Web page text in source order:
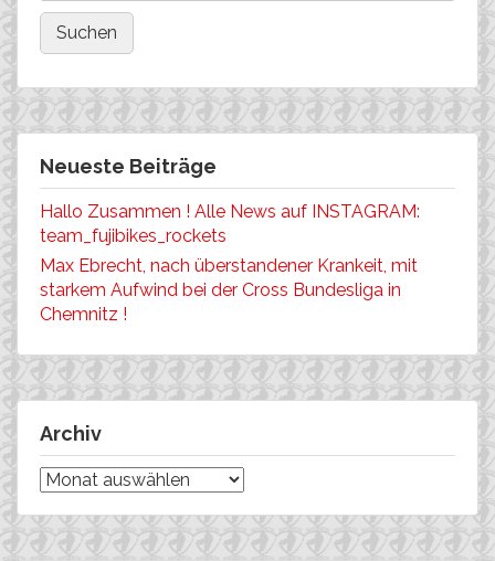
Neueste Beiträge
Hallo Zusammen ! Alle News auf INSTAGRAM:
team_fujibikes_rockets
Max Ebrecht, nach überstandener Krankeit, mit
starkem Aufwind bei der Cross Bundesliga in
Chemnitz !
Archiv
Archiv